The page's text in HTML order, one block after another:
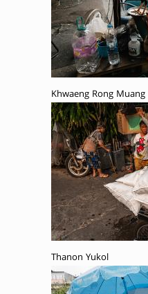
Khwaeng Rong Muang
Thanon Yukol